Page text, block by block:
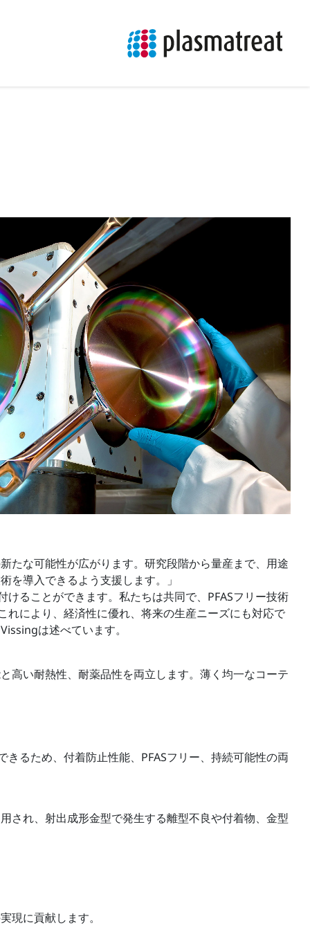
たな可能性が広がります。研究段階から量産まで、用途
を導入できるよう支援します。」
ることができます。私たちは共同で、PFASフリー技術
により、経済性に優れ、将来の生産ニーズにも対応で
は述べています。
高い耐熱性、耐薬品性を両立します。薄く均一なコーテ
るため、付着防止性能、PFASフリー、持続可能性の両
され、射出成形金型で発生する離型不良や付着物、金型
現に貢献します。